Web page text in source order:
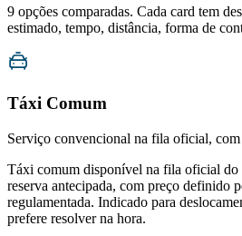
9 opções comparadas. Cada card tem
estimado, tempo, distância, forma de
Táxi Comum
Serviço convencional na fila oficial,
Táxi comum disponível na fila oficial do
reserva antecipada, com preço definido
regulamentada. Indicado para
prefere resolver na hora.